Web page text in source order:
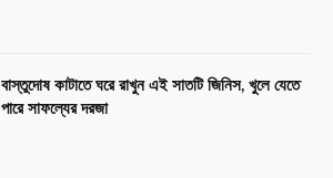
বাস্তুদোষ কাটাতে ঘরে রাখুন এই সাতটি জিনিস, খুলে যেতে
পারে সাফল্যের দরজা